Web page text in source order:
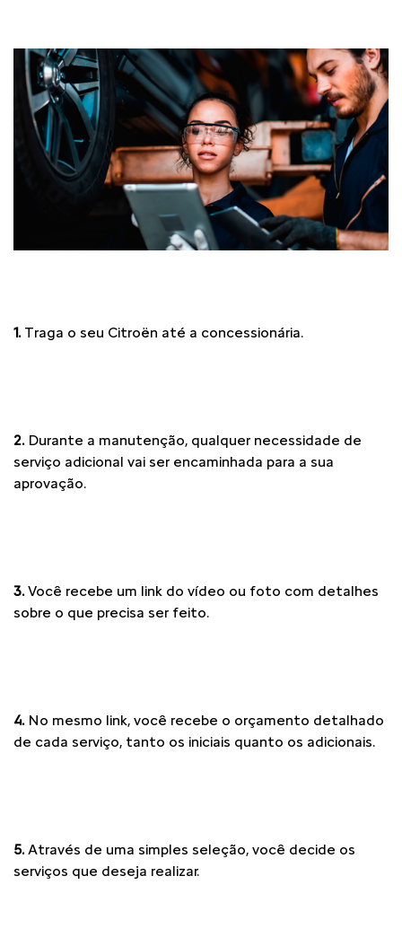
1.Traga o seu Citroën até a concessionária.
2.Durante a manutenção, qualquer necessidade de
serviço adicional vai ser encaminhada para a sua
aprovação.
3.Você recebe um link do vídeo ou foto com detalhes
sobre o que precisa ser feito.
4.No mesmo link, você recebe o orçamento detalhado
de cada serviço, tanto os iniciais quanto os adicionais.
5.Através de uma simples seleção, você decide os
serviços que deseja realizar.